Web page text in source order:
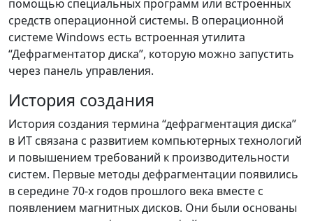
помощью специальных программ или встроенных
средств операционной системы. В операционной
системе Windows есть встроенная утилита
“Дефрагментатор диска”, которую можно запустить
через панель управления.
История создания
История создания термина “дефрагментация диска”
в ИТ связана с развитием компьютерных технологий
и повышением требований к производительности
систем. Первые методы дефрагментации появились
в середине 70-х годов прошлого века вместе с
появлением магнитных дисков. Они были основаны